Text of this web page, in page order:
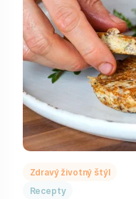
Zdravý životný štýl
Recepty